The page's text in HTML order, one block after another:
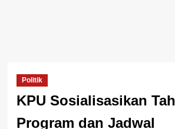
Politik
KPU Sosialisasikan
Program dan Jadwal